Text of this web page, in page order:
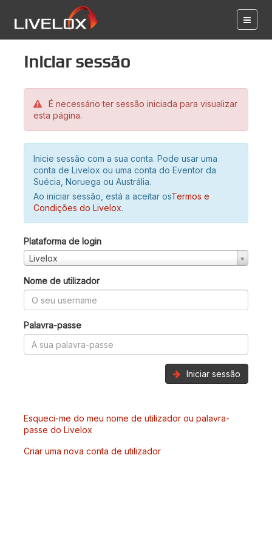
Iniciar sessão
É necessário ter sessão iniciada para visualizar
esta página.
Inicie sessão com a sua conta. Pode usar uma
conta de Livelox ou uma conta do Eventor da
Suécia, Noruega ou Austrália.
Ao iniciar sessão, está a aceitar osTermos e
Condições do Livelox.
Plataforma de login
Livelox
Nome de utilizador
Palavra-passe
Iniciar sessão
Esqueci-me do meu nome de utilizador ou palavra-
passe do Livelox
Criar uma nova conta de utilizador